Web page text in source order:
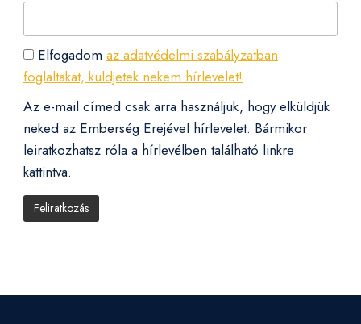
Elfogadom az adatvédelmi szabályzatban
foglaltakat, küldjetek nekem hírlevelet!
Az e-mail címed csak arra használjuk, hogy elküldjük
neked az Emberség Erejével hírlevelet. Bármikor
leiratkozhatsz róla a hírlevélben található linkre
kattintva.